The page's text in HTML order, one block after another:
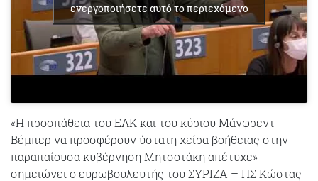
ενεργοποιήσετε αυτό το περιεχόμενο
«Η προσπάθεια του ΕΛΚ και του κύριου Μάνφρεντ
Βέμπερ να προσφέρουν ύστατη χείρα βοήθειας στην
παραπαίουσα κυβέρνηση Μητσοτάκη απέτυχε»
σημειώνει ο ευρωβουλευτής του ΣΥΡΙΖΑ – ΠΣ Κώστας